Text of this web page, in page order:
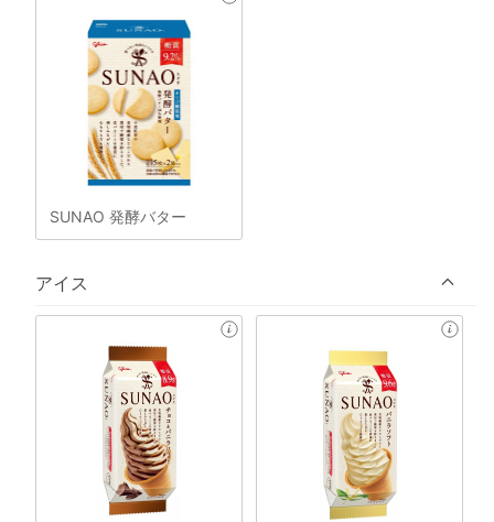
SUNAO 発酵バター
アイス